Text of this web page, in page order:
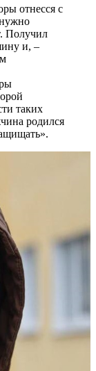
отнесся с
Получил
и, –
таких
родился